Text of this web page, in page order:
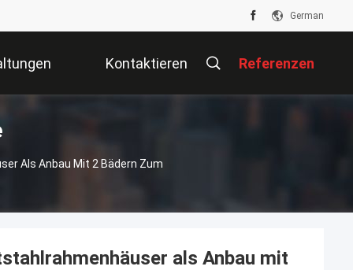
German
Kontaktieren Referenzen
Als Anbau Mit 2 Bädern Zum
als Anbau mit